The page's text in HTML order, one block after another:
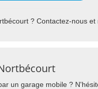
? Contactez-nous
un garage mobile ?